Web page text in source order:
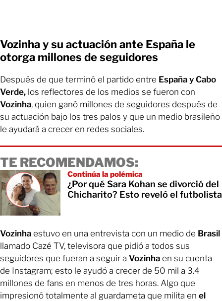
Vozinha y su actuación ante España le
otorga millones de seguidores
Después de que terminó el partido entre España y Cabo
Verde, los reflectores de los medios se fueron con
Vozinha, quien ganó millones de seguidores después de
su actuación bajo los tres palos y que un medio brasileño
le ayudará a crecer en redes sociales.
TE RECOMENDAMOS:
Continúa la polémica
¿Por qué Sara Kohan se divorció del
Chicharito? Esto reveló el futbolista
Vozinha estuvo en una entrevista con un medio de Brasil
llamado Cazé TV, televisora que pidió a todos sus
seguidores que fueran a seguir a Vozinha en su cuenta
de Instagram; esto le ayudó a crecer de 50 mil a 3.4
millones de fans en menos de tres horas. Algo que
impresionó totalmente al guardameta que milita en el